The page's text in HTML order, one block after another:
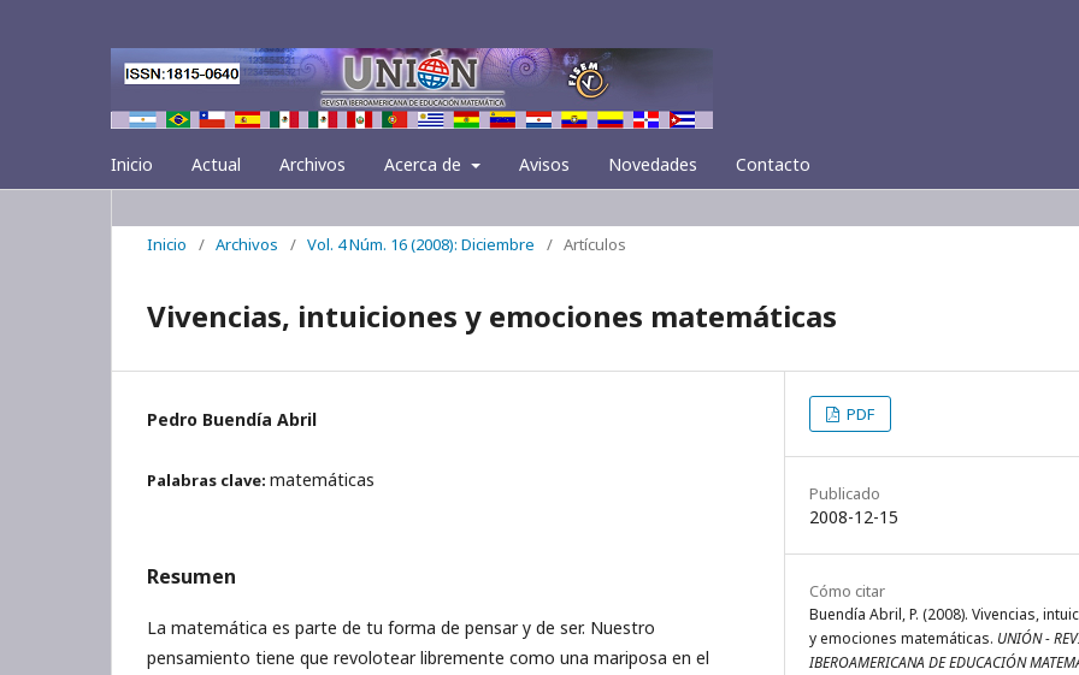
Inicio Actual Archivos Acerca de Avisos Novedades Contacto
Inicio / Archivos / Vol. 4 Núm. 16 (2008): Diciembre / Artículos
Vivencias, intuiciones y emociones matemáticas
Pedro Buendía Abril
Palabras clave: matemáticas
Resumen
La matemática es parte de tu forma de pensar y de ser. Nuestro
pensamiento tiene que revolotear libremente como una mariposa en el
PDF
Publicado
2008-12-15
Cómo citar
Buendía Abril, P. (2008). Vivencias,
y emociones matemáticas. UNIÓN -
IBEROAMERICANA DE EDUCACIÓN